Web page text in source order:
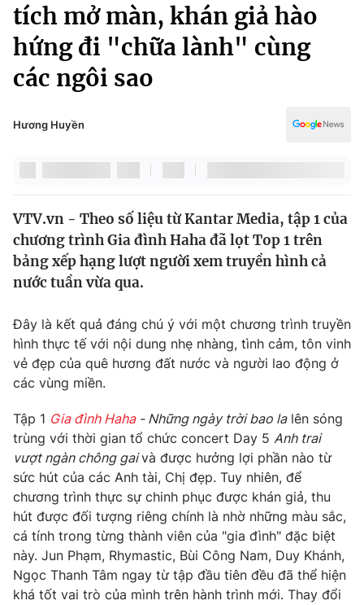
Chính trị
Xã hội
Tin tức
Thế giới đó đây
Câu chuyện quốc tế
Kinh tế
Tài chính
Góc doanh nghiệp
Dữ liệu và đời sống
Truyền hình
Phim VTV
Nhân vật
Khán giả
Giải sao mai
Giải trí
Điện ảnh
Âm nhạc
Sao
Đời sống
Du lịch
Làm đẹp
Chất lượng cuộc sống
Giáo dục
Tuyển sinh
Học trực tuyến
Công nghệ
Hitech Công nghệ tương lai
Sản phẩm
Giao lưu trực tuyến
Truyền hình
Văn hóa - Giải trí
Y tế
Đời sống
Giáo dục
tích mở màn, khán giả hào
hứng đi "chữa lành" cùng
các ngôi sao
Hương Huyền
VTV.vn - Theo số liệu từ Kantar Media, tập 1 của
chương trình Gia đình Haha đã lọt Top 1 trên
bảng xếp hạng lượt người xem truyền hình cả
nước tuần vừa qua.
Đây là kết quả đáng chú ý với một chương trình truyền
hình thực tế với nội dung nhẹ nhàng, tình cảm, tôn vinh
vẻ đẹp của quê hương đất nước và người lao động ở
các vùng miền.
Tập 1 Gia đình Haha- Những ngày trời bao lalên sóng
trùng với thời gian tổ chức concert Day 5 Anh trai
vượt ngàn chông gaivà được hưởng lợi phần nào từ
sức hút của các Anh tài, Chị đẹp. Tuy nhiên, để
chương trình thực sự chinh phục được khán giả, thu
hút được đối tượng riêng chính là nhờ những màu sắc,
cá tính trong từng thành viên của "gia đình" đặc biệt
này. Jun Phạm, Rhymastic, Bùi Công Nam, Duy Khánh,
Ngọc Thanh Tâm ngay từ tập đầu tiên đều đã thể hiện
khá tốt vai trò của mình trên hành trình mới. Thay đổi